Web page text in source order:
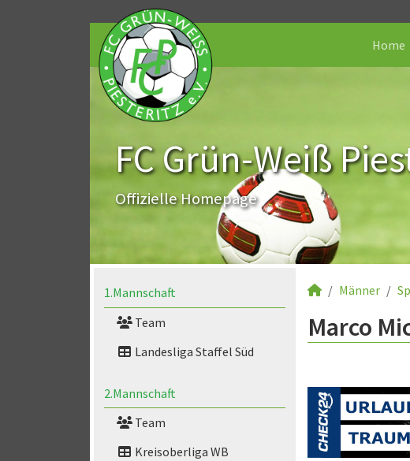
Home
FC Grün-Weiß
Offizielle Homepage
1.Mannschaft
Team
Landesliga Staffel Süd
2.Mannschaft
Team
Kreisoberliga WB
Männer
Marco